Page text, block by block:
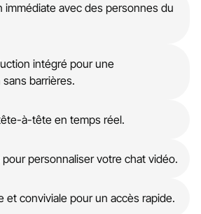
immédiate avec des personnes du
intégré pour une
barrières.
à-tête en temps réel.
personnaliser votre chat vidéo.
et conviviale pour un accès rapide.